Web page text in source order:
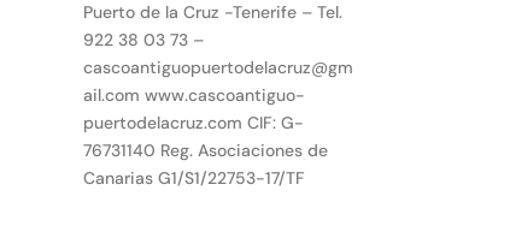
Puerto de la Cruz -Tenerife – Tel.
922 38 03 73 –
cascoantiguopuertodelacruz@gm
ail.com www.cascoantiguo-
puertodelacruz.com CIF: G-
76731140 Reg. Asociaciones de
Canarias G1/S1/22753-17/TF